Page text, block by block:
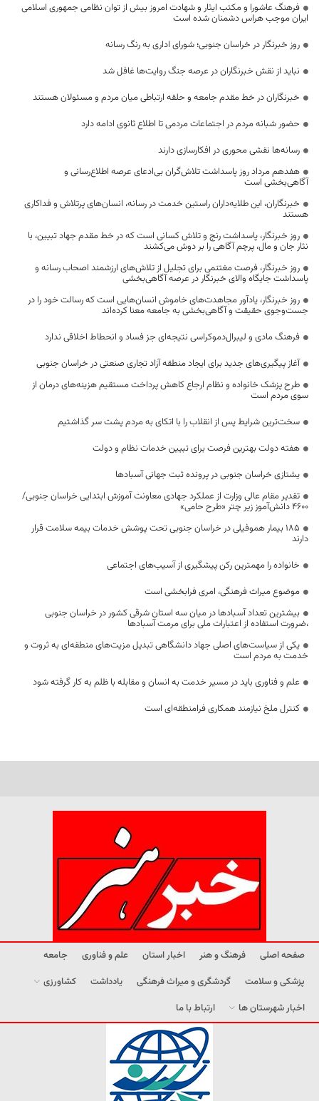
فرهنگ عاشورا و مکتب ایثار و شهادت امروز بیش از توان نظامی جمهوری اسلامی
ایران موجب هراس دشمنان شده است
روز خبرنگار در خراسان جنوبی؛ شورای اداری به رنگ رسانه
نباید از نقش خبرنگاران در عرصه جنگ روایت‌ها غافل شد
خبرنگاران در خط مقدم جامعه و حلقه ارتباطی میان مردم و مسئولان هستند
حضور شبانه مردم در اجتماعات مردمی تا اطلاع ثانوی ادامه دارد
رسانه‌ها نقشی محوری در افکارسازی دارند
هفدهم مرداد روز پاسداشت تلاش‌گران بی‌ادعای عرصه اطلاع‌رسانی و
آگاهی‌بخشی است
خبرنگاران، این طلایه‌داران راستین خدمت در رسانه، انسان‌های پرتلاش و فداکاری
هستند
روز خبرنگار، پاسداشت رنج و تلاش کسانی است که در خط مقدم جهاد تبیین، با
نثار جان و مال، پرچم آگاهی را بر دوش می‌کشند
روز خبرنگار، فرصت مغتنمی برای تجلیل از تلاش‌های ارزشمند اصحاب رسانه و
پاسداشت جایگاه والای خبرنگار در عرصه آگاهی‌بخشی
روز خبرنگار، یادآور مجاهدت‌های خاموش انسان‌هایی است که رسالت خود را در
جست‌وجوی حقیقت و آگاهی‌بخشی به جامعه معنا کرده‌اند
فرهنگ مادی و لیبرال‌دموکراسی نتیجه‌ای جز فساد و انحطاط اخلاقی ندارد
آغاز پیگیری‌های جدید برای ایجاد منطقه آزاد تجاری صنعتی در خراسان جنوبی
طرح پزشک خانواده و نظام ارجاع کاهش پرداخت مستقیم هزینه‌های درمان از
سوی مردم است
سخت‌ترین شرایط پس از انقلاب را با اتکای به مردم پشت سر گذاشتیم
هفته دولت بهترین فرصت برای تبیین خدمات نظام و دولت
یشتازی خراسان جنوبی در پرونده ثبت جهانی آسبادها
تقدیر مقام عالی وزارت از عملکرد جهادی معاونت آموزش ابتدایی خراسان جنوبی/
۴۶۰۰ دانش‌آموز زیر چتر «طرح حامی»
۱۸۵ بیمار هموفیلی در خراسان جنوبی تحت پوشش خدمات بیمه سلامت قرار
دارند
خانواده را مهمترین رکن پیشگیری از آسیب‌های اجتماعی
موضوع میراث فرهنگی، امری فرابخشی است
بیشترین تعداد آسبادها در میان سه استان شرقی کشور در خراسان جنوبی
،ضرورت استفاده از اعتبارات ملی برای مرمت آسبادها
یکی از سیاست‌های اصلی جهاد دانشگاهی تبدیل مزیت‌های منطقه‌ای به ثروت و
خدمت به مردم است
علم و فناوری باید در مسیر خدمت به انسان و مقابله با ظلم به کار گرفته شود
کنترل ملخ نیازمند همکاری فرامنطقه‌ای است
صفحه اصلی فرهنگ و هنر اخبار استان علم و فناوری
جامعه
پزشکی و سلامت
گردشگری و میراث فرهنگی یادداشت
کشاورزی
اخبار شهرستان ها
ارتباط با ما